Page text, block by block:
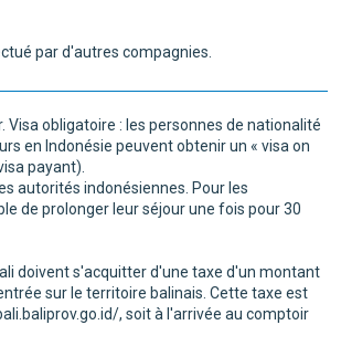
par d'autres compagnies.
obligatoire : les personnes de nationalité
en Indonésie peuvent obtenir un « visa on
payant).
autorités indonésiennes. Pour les
de prolonger leur séjour une fois pour 30
doivent s'acquitter d'une taxe d'un montant
sur le territoire balinais. Cette taxe est
, soit à l'arrivée au comptoir